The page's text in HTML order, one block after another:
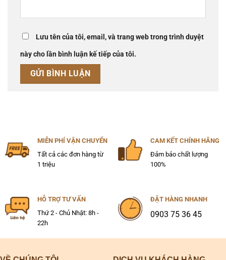
Lưu tên của tôi, email, và trang web trong trình duyệt
này cho lần bình luận kế tiếp của tôi.
MIỄN PHÍ VẬN CHUYỂN
Tất cả các đơn hàng từ
1 triệu
CAM KẾT CHÍNH HÃNG
Đảm bảo chất lượng
100%
HỖ TRỢ TƯ VẤN
Thứ 2 - Chủ Nhật: 8h -
22h
ĐẶT HÀNG NHANH
0903 75 36 45